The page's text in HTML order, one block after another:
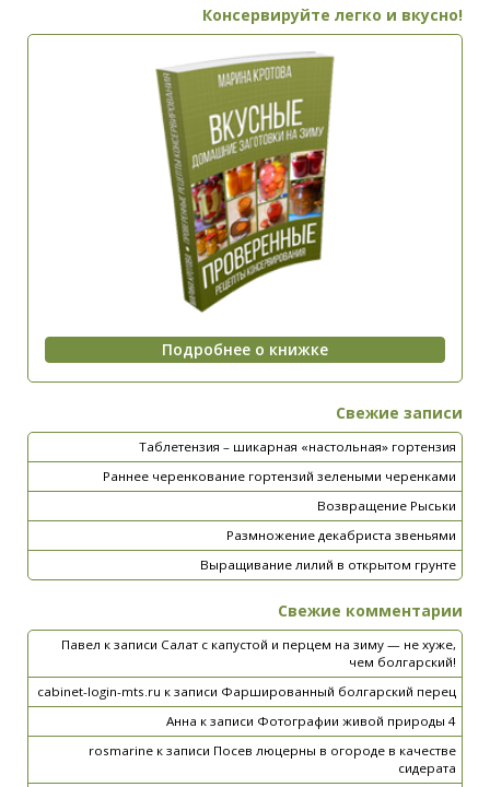
Консервируйте легко и вкусно!
Свежие записи
Таблетензия – шикарная «настольная» гортензия
Раннее черенкование гортензий зелеными черенками
Возвращение Рыськи
Размножение декабриста звеньями
Выращивание лилий в открытом грунте
Свежие комментарии
Павел к записи Салат с капустой и перцем на зиму — не хуже,
чем болгарский!
cabinet-login-mts.ru к записи Фаршированный болгарский перец
Анна к записи Фотографии живой природы 4
rosmarine к записи Посев люцерны в огороде в качестве
сидерата